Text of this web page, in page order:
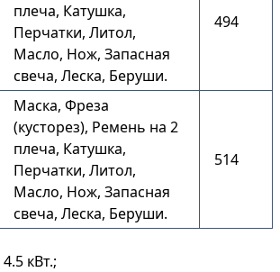
плеча, Катушка,
Перчатки, Литол,
Масло, Нож, Запасная
свеча, Леска, Беруши.
494
Маска, Фреза
(кусторез), Ремень на 2
плеча, Катушка,
Перчатки, Литол,
Масло, Нож, Запасная
свеча, Леска, Беруши.
514
кВт.;